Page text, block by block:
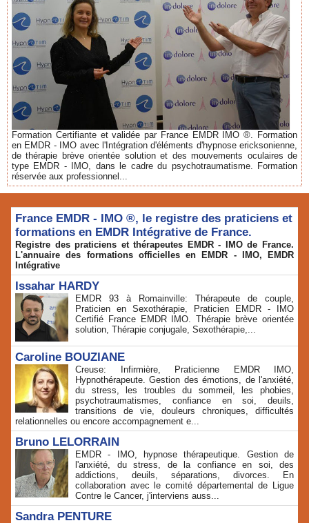
Formation Certifiante et validée par France EMDR IMO ®. Formation
en EMDR - IMO avec l'Intégration d'éléments d'hypnose ericksonienne,
de thérapie brève orientée solution et des mouvements oculaires de
type EMDR - IMO, dans le cadre du psychotraumatisme. Formation
réservée aux professionnel...
France EMDR - IMO ®, le registre des praticiens et
formations en EMDR Intégrative de France.
Registre des praticiens et thérapeutes EMDR - IMO de France.
L'annuaire des formations officielles en EMDR - IMO, EMDR
Intégrative
Issahar HARDY
EMDR 93 à Romainville: Thérapeute de couple,
Praticien en Sexothérapie, Praticien EMDR - IMO
Certifié France EMDR IMO. Thérapie brève orientée
solution, Thérapie conjugale, Sexothérapie,...
Caroline BOUZIANE
Creuse: Infirmière, Praticienne EMDR IMO,
Hypnothérapeute. Gestion des émotions, de l'anxiété,
du stress, les troubles du sommeil, les phobies,
psychotraumatismes, confiance en soi, deuils,
transitions de vie, douleurs chroniques, difficultés
relationnelles ou encore accompagnement e...
Bruno LELORRAIN
EMDR - IMO, hypnose thérapeutique. Gestion de
l'anxiété, du stress, de la confiance en soi, des
addictions, deuils, séparations, divorces. En
collaboration avec le comité départemental de Ligue
Contre le Cancer, j'interviens auss...
Sandra PENTURE